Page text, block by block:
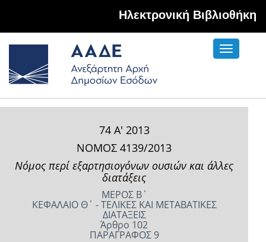
Hλεκτρονική Βιβλιοθήκη
Toggle
74 Α' 2013
ΝΟΜΟΣ 4139/2013
Νόμος περί εξαρτησιογόνων ουσιών και άλλες
διατάξεις
ΜΕΡΟΣ Β΄
ΚΕΦΑΛΑΙΟ Θ΄ - ΤΕΛΙΚΕΣ ΚΑΙ ΜΕΤΑΒΑΤΙΚΕΣ
ΔΙΑΤΑΞΕΙΣ
Άρθρο 102
ΠΑΡΑΓΡΑΦΟΣ 9